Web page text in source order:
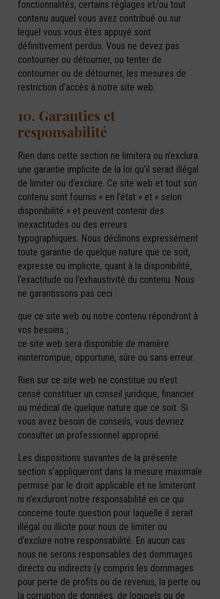
fonctionnalités, certains réglages et/ou tout
contenu auquel vous avez contribué ou sur
lequel vous vous êtes appuyé sont
définitivement perdus. Vous ne devez pas
contourner ou détourner, ou tenter de
contourner ou de détourner, les mesures de
restriction d’accès à notre site web.
10. Garanties et
responsabilité
Rien dans cette section ne limitera ou n’exclura
une garantie implicite de la loi qu’il serait illégal
de limiter ou d’exclure. Ce site web et tout son
contenu sont fournis « en l’état » et « selon
disponibilité » et peuvent contenir des
inexactitudes ou des erreurs
typographiques. Nous déclinons expressément
toute garantie de quelque nature que ce soit,
expresse ou implicite, quant à la disponibilité,
l’exactitude ou l’exhaustivité du contenu. Nous
ne garantissons pas ceci :
que ce site web ou notre contenu répondront à
vos besoins ;
ce site web sera disponible de manière
ininterrompue, opportune, sûre ou sans erreur.
Rien sur ce site web ne constitue ou n’est
censé constituer un conseil juridique, financier
ou médical de quelque nature que ce soit. Si
vous avez besoin de conseils, vous devriez
consulter un professionnel approprié.
Les dispositions suivantes de la présente
section s’appliqueront dans la mesure maximale
permise par le droit applicable et ne limiteront
ni n’excluront notre responsabilité en ce qui
concerne toute question pour laquelle il serait
illégal ou illicite pour nous de limiter ou
d’exclure notre responsabilité. En aucun cas
nous ne serons responsables des dommages
directs ou indirects (y compris les dommages
pour perte de profits ou de revenus, la perte ou
la corruption de données, de logiciels ou de